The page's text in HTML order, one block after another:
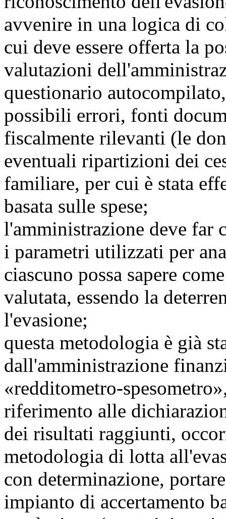
avvenire in una logica di
cui deve essere offerta la
valutazioni
questionario
possibili errori, fonti
fiscalmente rilevanti (le
eventuali ripartizioni dei
familiare, per cui è stata
basata sulle spese;
l'amministrazione deve far
i parametri utilizzati per
ciascuno possa sapere
valutata, essendo la
l'evasione;
questa metodologia è già
dall'amministrazione
«redditometro-
riferimento alle
dei risultati raggiunti,
metodologia di lotta
con determinazione,
impianto di accertamento